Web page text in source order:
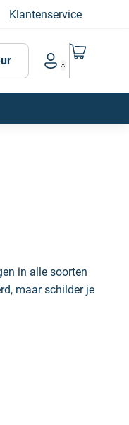
Klantenservice
Account menu
Naar mijn
in alle soorten
maar schilder je